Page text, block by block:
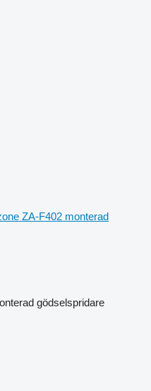
ZA-F402 monterad
gödselspridare